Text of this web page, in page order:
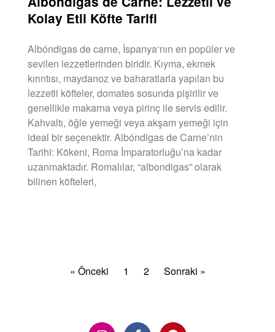
Kolay Etli Köfte Tarifi
Albóndigas de carne, İspanya‘nın en popüler ve
sevilen lezzetlerinden biridir. Kıyma, ekmek
kırıntısı, maydanoz ve baharatlarla yapılan bu
lezzetli köfteler, domates sosunda pişirilir ve
genellikle makarna veya pirinç ile servis edilir.
Kahvaltı, öğle yemeği veya akşam yemeği için
ideal bir seçenektir. Albóndigas de Carne’nin
Tarihi: Kökeni, Roma İmparatorluğu’na kadar
uzanmaktadır. Romalılar, “albondigas” olarak
bilinen köfteleri,
« Önceki 1 2 Sonraki »